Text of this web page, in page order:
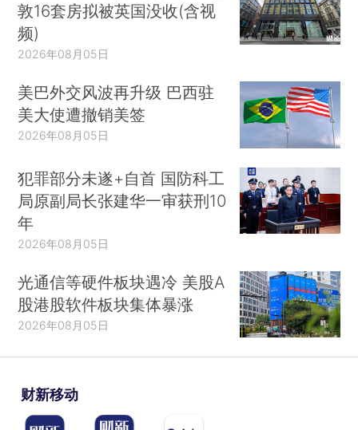
敦16套房拟被英国没收(含视
频)
2026年08月05日
美巴外交风波再升级 巴西驻
美大使遭撤销美签
2026年08月05日
犯罪部分未遂+自首 国防科工
局原副局长张建华一审获刑10
年
2026年08月05日
光通信等硬件板块遇冷 美股A
股港股软件板块集体暴涨
2026年08月05日
财新移动